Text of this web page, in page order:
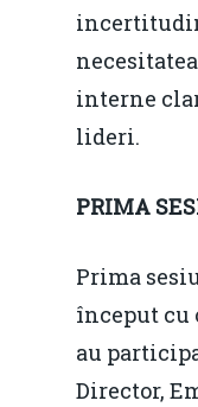
interne
lideri.
PRIMA
Prima
început cu
au
Director,